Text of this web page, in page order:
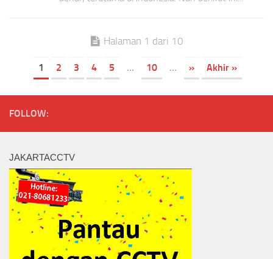
Halaman 1 dari 10
1 2 3 4 5 ... 10 ... » Akhir »
FOLLOW:
JAKARTACCTV